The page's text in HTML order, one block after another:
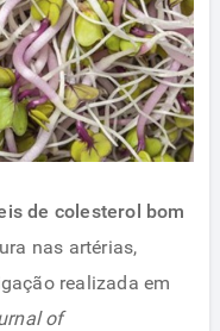
de colesterol bom
nas artérias,
realizada em
of